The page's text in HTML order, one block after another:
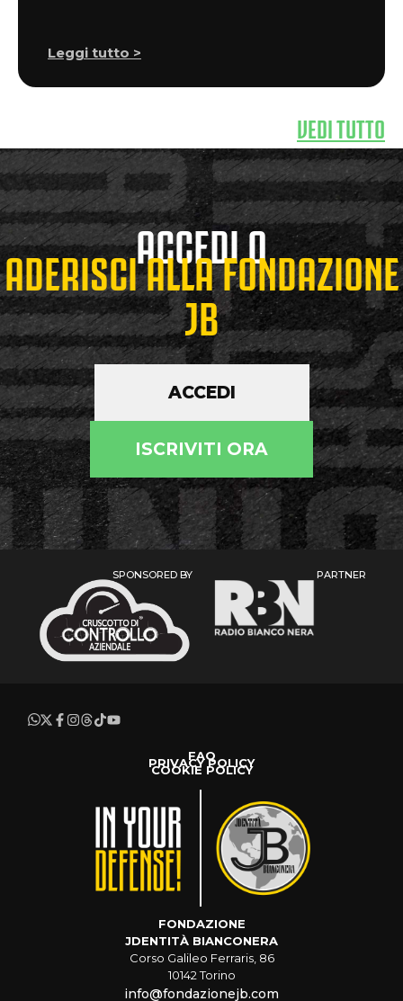
Leggi tutto >
VEDI TUTTO
ACCEDI O
ADERISCI ALLA FONDAZIONE
JB
ACCEDI
ISCRIVITI ORA
SPONSORED BY PARTNER
FAQ
PRIVACY POLICY
COOKIE POLICY
FONDAZIONE
JDENTITÀ BIANCONERA
Corso Galileo Ferraris, 86
10142 Torino
info@fondazionejb.com